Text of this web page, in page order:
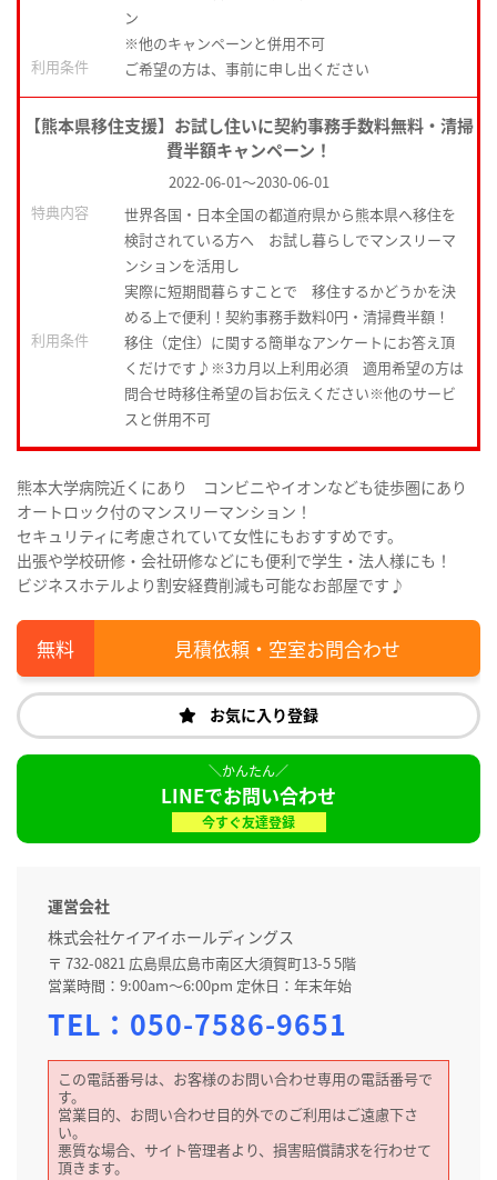
ン
※他のキャンペーンと併用不可
利用条件
ご希望の方は、事前に申し出ください
【熊本県移住支援】お試し住いに契約事務手数料無料・清掃
費半額キャンペーン！
2022-06-01～2030-06-01
特典内容
世界各国・日本全国の都道府県から熊本県へ移住を
検討されている方へ お試し暮らしでマンスリーマ
ンションを活用し
実際に短期間暮らすことで 移住するかどうかを決
める上で便利！契約事務手数料0円・清掃費半額！
利用条件
移住（定住）に関する簡単なアンケートにお答え頂
くだけです♪※3カ月以上利用必須 適用希望の方は
問合せ時移住希望の旨お伝えください※他のサービ
スと併用不可
熊本大学病院近くにあり コンビニやイオンなども徒歩圏にあり
オートロック付のマンスリーマンション！
セキュリティに考慮されていて女性にもおすすめです。
出張や学校研修・会社研修などにも便利で学生・法人様にも！
ビジネスホテルより割安経費削減も可能なお部屋です♪
見積依頼・空室お問合わせ
お気に入り登録
LINEでお問い合わせ
今すぐ友達登録
運営会社
株式会社ケイアイホールディングス
〒 732-0821 広島県広島市南区大須賀町13-5 5階
営業時間：9:00am～6:00pm 定休日：年末年始
TEL： 050-7586-9651
この電話番号は、お客様のお問い合わせ専用の電話番号で
す。
営業目的、お問い合わせ目的外でのご利用はご遠慮下さ
い。
悪質な場合、サイト管理者より、損害賠償請求を行わせて
頂きます。